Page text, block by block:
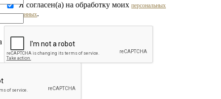
Я согласен(а) на обработку моихперсональных
данных.
обработку моихперсональных